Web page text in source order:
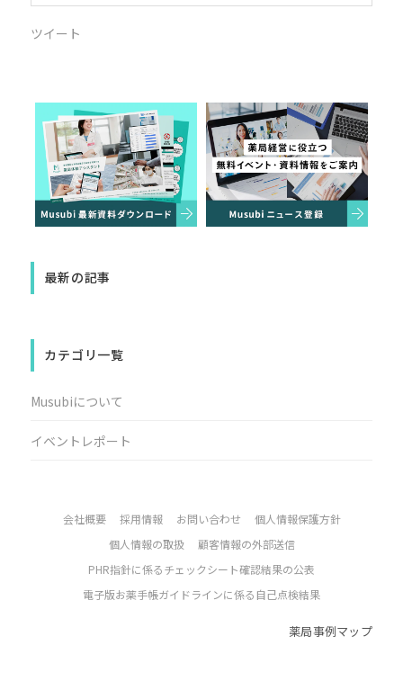
ツイート
最新の記事
カテゴリ一覧
Musubiについて
イベントレポート
会社概要 採用情報 お問い合わせ
個人情報保護方針
個人情報の取扱
顧客情報の外部送信
PHR指針に係るチェックシート確認結果の公表
電子版お薬手帳ガイドラインに係る自己点検結果
薬局事例マップ